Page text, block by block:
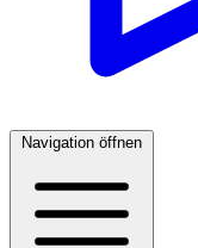
Navigation öffnen